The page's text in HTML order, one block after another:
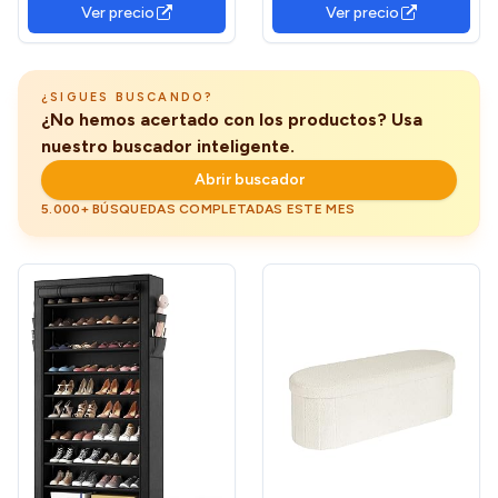
Cama, Dormitorio, salón,
Comedor o Recibidor |
Ver precio
Cubo, Soporta hasta 300
kg, para Sala de Estar,
Council
Ver precio
¿SIGUES BUSCANDO?
¿No hemos acertado con los productos? Usa
nuestro buscador inteligente.
Abrir buscador
5.000+ BÚSQUEDAS COMPLETADAS ESTE MES